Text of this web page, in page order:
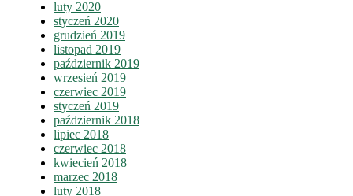
luty 2020
styczeń 2020
grudzień 2019
listopad 2019
październik 2019
wrzesień 2019
czerwiec 2019
styczeń 2019
październik 2018
lipiec 2018
czerwiec 2018
kwiecień 2018
marzec 2018
luty 2018